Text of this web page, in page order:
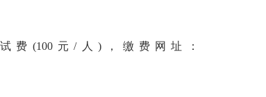
费(100元/人)，缴费网址：